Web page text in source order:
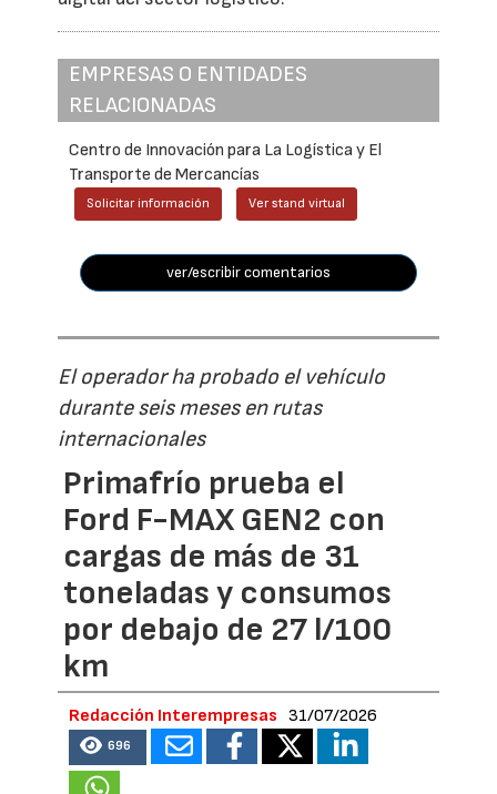
EMPRESAS O ENTIDADES
RELACIONADAS
Centro de Innovación para La Logística y El
Transporte de Mercancías
Solicitar información Ver stand virtual
ver/escribir comentarios
El operador ha probado el vehículo
durante seis meses en rutas
internacionales
Primafrío prueba el
Ford F-MAX GEN2 con
cargas de más de 31
toneladas y consumos
por debajo de 27 l/100
km
Redacción Interempresas 31/07/2026
696